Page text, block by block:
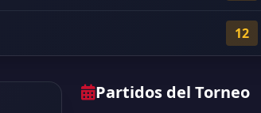
12
Partidos del Torneo